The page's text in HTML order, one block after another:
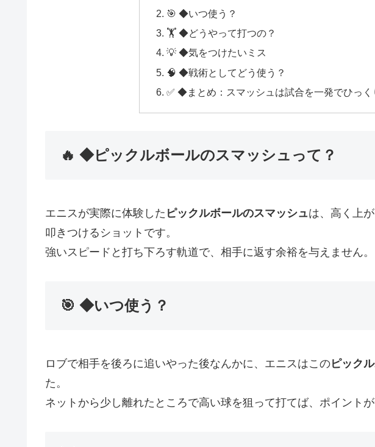
🎯 ◆いつ使う？
🏋️ ◆どうやって打つの？
💡 ◆気をつけたいミス
🧠 ◆戦術としてどう使う？
✅ ◆まとめ：スマッシュは試合を一発でひっく
🔥 ◆ピックルボールのスマッシュって？
エニスが実際に体験した ピックルボールのスマッシュは、高く上
叩きつけるショットです。
強いスピードと打ち下ろす軌道で、相手に返す余裕を与えません。
🎯 ◆いつ使う？
ロブで相手を後ろに追いやった後なんかに、エニスはこのピック
た。
ネットから少し離れたところで高い球を狙って打てば、ポイントが